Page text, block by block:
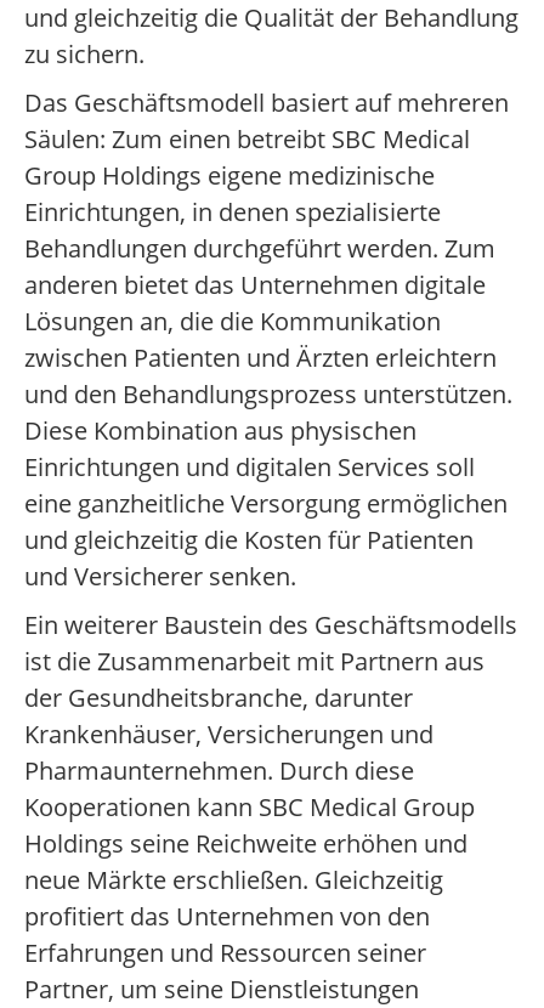
und gleichzeitig die Qualität der Behandlung
zu sichern.
Das Geschäftsmodell basiert auf mehreren
Säulen: Zum einen betreibt SBC Medical
Group Holdings eigene medizinische
Einrichtungen, in denen spezialisierte
Behandlungen durchgeführt werden. Zum
anderen bietet das Unternehmen digitale
Lösungen an, die die Kommunikation
zwischen Patienten und Ärzten erleichtern
und den Behandlungsprozess unterstützen.
Diese Kombination aus physischen
Einrichtungen und digitalen Services soll
eine ganzheitliche Versorgung ermöglichen
und gleichzeitig die Kosten für Patienten
und Versicherer senken.
Ein weiterer Baustein des Geschäftsmodells
ist die Zusammenarbeit mit Partnern aus
der Gesundheitsbranche, darunter
Krankenhäuser, Versicherungen und
Pharmaunternehmen. Durch diese
Kooperationen kann SBC Medical Group
Holdings seine Reichweite erhöhen und
neue Märkte erschließen. Gleichzeitig
profitiert das Unternehmen von den
Erfahrungen und Ressourcen seiner
Partner, um seine Dienstleistungen